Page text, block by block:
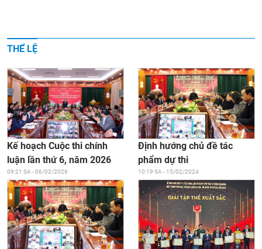
THỂ LỆ
Kế hoạch Cuộc thi chính
luận lần thứ 6, năm 2026
09:21 SA - 06/02/2026
Định hướng chủ đề tác
phẩm dự thi
10:19 SA - 15/02/2024